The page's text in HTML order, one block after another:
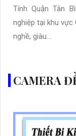
Tính Quận Tân
nghiệp tại khu vực
nghề, giàu...
CAMERA